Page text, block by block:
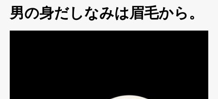
男の身だしなみは眉毛から。